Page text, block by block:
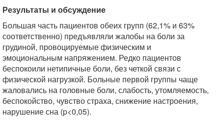
Результаты и обсуждение
Большая часть пациентов обеих групп (62,1% и 63%
соответственно) предъявляли жалобы на боли за
грудиной, провоцируемые физическим и
эмоциональным напряжением. Редко пациентов
беспокоили нетипичные боли, без четкой связи с
физической нагрузкой. Больные первой группы чаще
жаловались на головные боли, слабость, утомляемость,
беспокойство, чувство страха, снижение настроения,
нарушение сна (p<0,05).